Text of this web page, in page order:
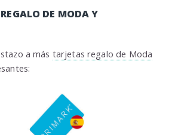
DE MODA Y
a más tarjetas regalo de Moda